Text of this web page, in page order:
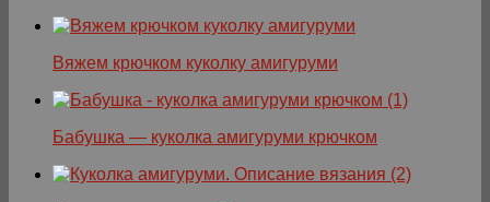
Вяжем крючком куколку амигуруми
Бабушка — куколка амигуруми крючком